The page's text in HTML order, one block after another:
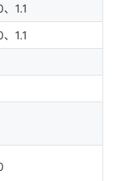
、1.1
、1.1